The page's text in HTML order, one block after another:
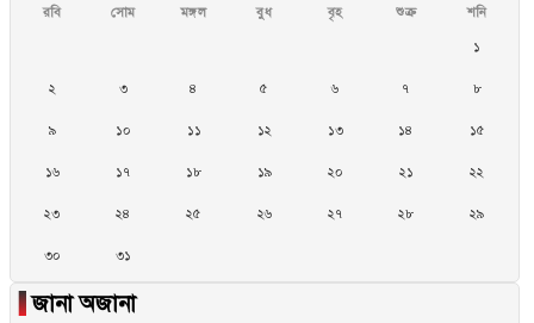
রবি সোম মঙ্গল বুধ বৃহ শুক্র
শনি
১
২ ৩ ৪ ৫ ৬ ৭ ৮
৯ ১০ ১১ ১২ ১৩ ১৪ ১৫
১৬ ১৭ ১৮ ১৯ ২০ ২১ ২২
২৩ ২৪ ২৫ ২৬ ২৭ ২৮ ২৯
৩০ ৩১
▐জানা অজানা